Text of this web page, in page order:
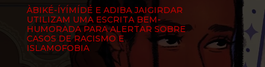
ÀBIKÉ-ÍYÍMÍDÉ E ADIBA JAIGIRDAR
UTILIZAM UMA ESCRITA BEM-
HUMORADA PARA ALERTAR SOBRE
CASOS DE RACISMO E
ISLAMOFOBIA